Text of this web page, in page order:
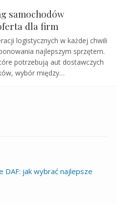
samochodów
dla firm
logistycznych w każdej chwili
najlepszym sprzętem.
potrzebują aut dostawczych
wybór między…
DAF: jak wybrać najlepsze